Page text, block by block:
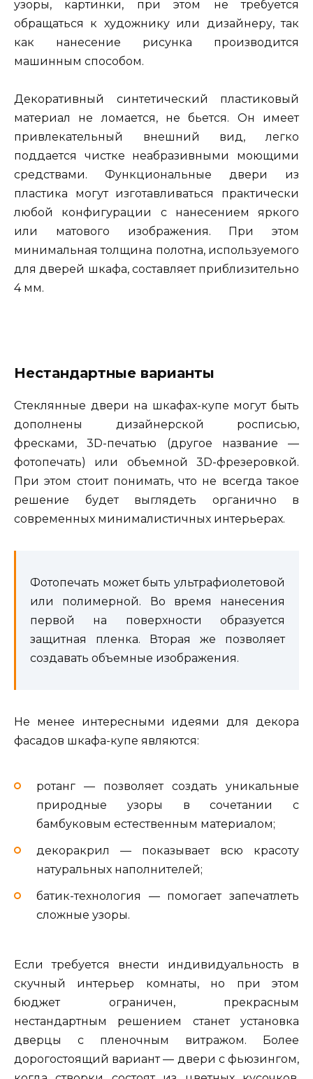
узоры, картинки, при этом не требуется
обращаться к художнику или дизайнеру, так
как нанесение рисунка производится
машинным способом.
Декоративный синтетический пластиковый
материал не ломается, не бьется. Он имеет
привлекательный внешний вид, легко
поддается чистке неабразивными моющими
средствами. Функциональные двери из
пластика могут изготавливаться практически
любой конфигурации с нанесением яркого
или матового изображения. При этом
минимальная толщина полотна, используемого
для дверей шкафа, составляет приблизительно
4 мм.
Нестандартные варианты
Стеклянные двери на шкафах-купе могут быть
дополнены дизайнерской росписью,
фресками, 3D-печатью (другое название —
фотопечать) или объемной 3D-фрезеровкой.
При этом стоит понимать, что не всегда такое
решение будет выглядеть органично в
современных минималистичных интерьерах.
Фотопечать может быть ультрафиолетовой
или полимерной. Во время нанесения
первой на поверхности образуется
защитная пленка. Вторая же позволяет
создавать объемные изображения.
Не менее интересными идеями для декора
фасадов шкафа-купе являются:
ротанг — позволяет создать уникальные
природные узоры в сочетании с
бамбуковым естественным материалом;
декоракрил — показывает всю красоту
натуральных наполнителей;
батик-технология — помогает запечатлеть
сложные узоры.
Если требуется внести индивидуальность в
скучный интерьер комнаты, но при этом
бюджет ограничен, прекрасным
нестандартным решением станет установка
дверцы с пленочным витражом. Более
дорогостоящий вариант — двери с фьюзингом,